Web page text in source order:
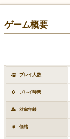
ゲーム概要
プレイ人数
プレイ時間
対象年齢
価格